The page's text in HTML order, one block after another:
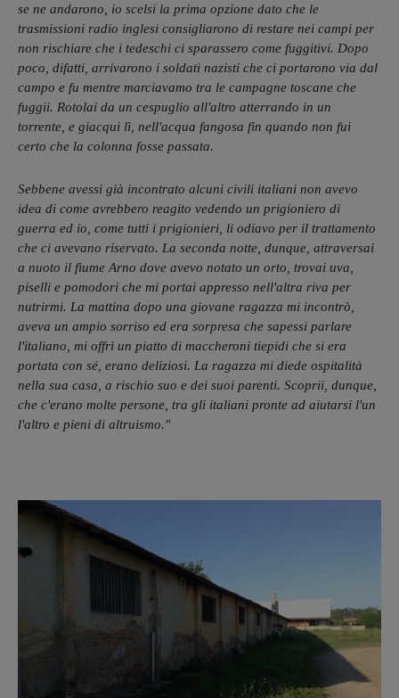
se ne andarono, io scelsi la prima opzione dato che le
trasmissioni radio inglesi consigliarono di restare nei campi per
non rischiare che i tedeschi ci sparassero come fuggitivi. Dopo
poco, difatti, arrivarono i soldati nazisti che ci portarono via dal
campo e fu mentre marciavamo tra le campagne toscane che
fuggii. Rotolai da un cespuglio all'altro atterrando in un
torrente, e giacqui lì, nell'acqua fangosa fin quando non fui
certo che la colonna fosse passata.
Sebbene avessi già incontrato alcuni civili italiani non avevo
idea di come avrebbero reagito vedendo un prigioniero di
guerra ed io, come tutti i prigionieri, li odiavo per il trattamento
che ci avevano riservato. La seconda notte, dunque, attraversai
a nuoto il fiume Arno dove avevo notato un orto, trovai uva,
piselli e pomodori che mi portai appresso nell'altra riva per
nutrirmi. La mattina dopo una giovane ragazza mi incontrò,
aveva un ampio sorriso ed era sorpresa che sapessi parlare
l'italiano, mi offrì un piatto di maccheroni tiepidi che si era
portata con sé, erano deliziosi. La ragazza mi diede ospitalità
nella sua casa, a rischio suo e dei suoi parenti. Scoprii, dunque,
che c'erano molte persone, tra gli italiani pronte ad aiutarsi l'un
l'altro e pieni di altruismo."